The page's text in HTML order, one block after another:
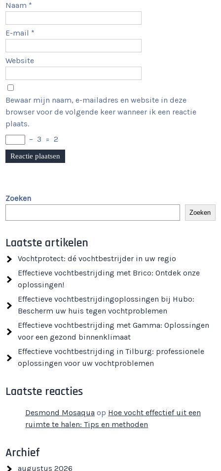
Naam *
E-mail *
Website
Bewaar mijn naam, e-mailadres en website in deze
browser voor de volgende keer wanneer ik een reactie
plaats.
− 3 = 2
Zoeken
Zoeken
Laatste artikelen
Vochtprotect: dé vochtbestrijder in uw regio
Effectieve vochtbestrijding met Brico: Ontdek onze
oplossingen!
Effectieve vochtbestrijdingoplossingen bij Hubo:
Bescherm uw huis tegen vochtproblemen
Effectieve vochtbestrijding met Gamma: Oplossingen
voor een gezond binnenklimaat
Effectieve vochtbestrijding in Tilburg: professionele
oplossingen voor uw vochtproblemen
Laatste reacties
Desmond Mosaqua op Hoe vocht effectief uit een
ruimte te halen: Tips en methoden
Archief
augustus 2026